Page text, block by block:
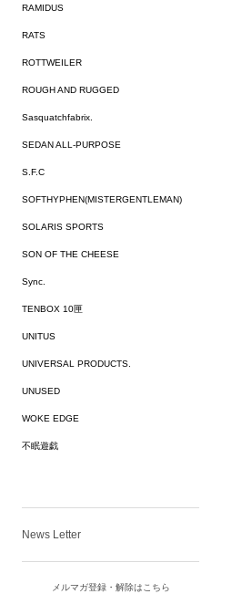
RAMIDUS
RATS
ROTTWEILER
ROUGH AND RUGGED
Sasquatchfabrix.
SEDAN ALL-PURPOSE
S.F.C
SOFTHYPHEN(MISTERGENTLEMAN)
SOLARIS SPORTS
SON OF THE CHEESE
Sync.
TENBOX 10匣
UNITUS
UNIVERSAL PRODUCTS.
UNUSED
WOKE EDGE
不眠遊戯
News Letter
メルマガ登録・解除はこちら